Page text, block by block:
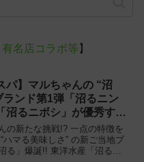
名店コラボ等 】
パ】マルちゃんの “沼
ランド第1弾「沼るニン
沼るニボシ」が優秀すぎ
の新たな挑戦!? 一点の特徴を
ハマる美味しさ” の新ご当地ブ
る」爆誕!! 東洋水産「沼るニ